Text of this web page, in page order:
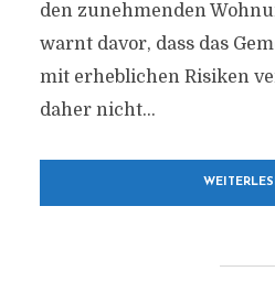
den zunehmenden
warnt davor, dass das
mit erheblichen Risiken
daher nicht...